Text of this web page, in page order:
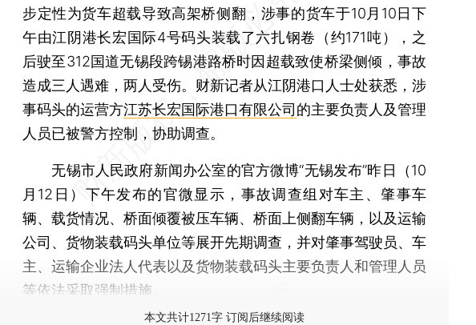
步定性为货车超载导致高架桥侧翻，涉事的货车于10月10日下
午由江阴港长宏国际4号码头装载了六扎钢卷（约171吨），之
后驶至312国道无锡段跨锡港路桥时因超载致使桥梁侧倾，事故
造成三人遇难，两人受伤。财新记者从江阴港口人士处获悉，涉
事码头的运营方江苏长宏国际港口有限公司的主要负责人及管理
人员已被警方控制，协助调查。
无锡市人民政府新闻办公室的官方微博“无锡发布”昨日（10
月12日）下午发布的官微显示，事故调查组对车主、肇事车
辆、载货情况、桥面倾覆被压车辆、桥面上侧翻车辆，以及运输
公司、货物装载码头单位等展开先期调查，并对肇事驾驶员、车
主、运输企业法人代表以及货物装载码头主要负责人和管理人员
等依法采取强制措施。
本文共计1271字 订阅后继续阅读